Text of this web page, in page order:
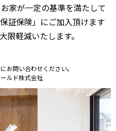
家が一定の基準を満たして
証保険」にご加入頂けます
限軽減いたします。
お問い合わせください。
ルド株式会社